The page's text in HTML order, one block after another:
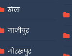
खेल
गाजीपुर
गोरखपुर